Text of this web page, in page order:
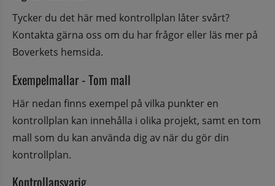
Tycker du det här med kontrollplan låter svårt?
Kontakta gärna oss om du har frågor eller läs mer på
Boverkets hemsida.
Exempelmallar - Tom mall
Här nedan finns exempel på vilka punkter en
kontrollplan kan innehålla i olika projekt, samt en tom
mall som du kan använda dig av när du gör din
kontrollplan.
Kontrollansvarig